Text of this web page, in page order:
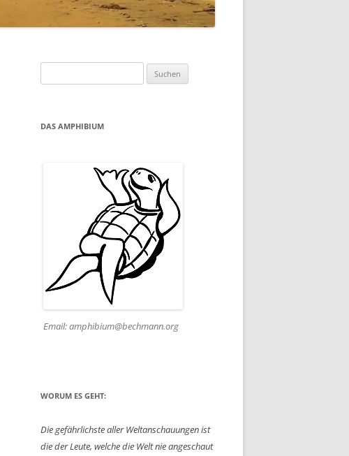
nach:
DAS AMPHIBIUM
Email: amphibium@bechmann.org
WORUM ES GEHT:
Die gefährlichste aller Weltanschauungen ist
die der Leute, welche die Welt nie angeschaut